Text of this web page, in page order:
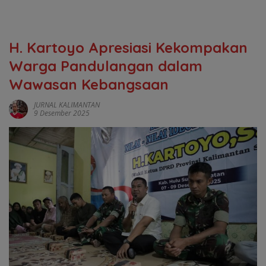
H. Kartoyo Apresiasi Kekompakan
Warga Pandulangan dalam
Wawasan Kebangsaan
JURNAL KALIMANTAN
9 Desember 2025